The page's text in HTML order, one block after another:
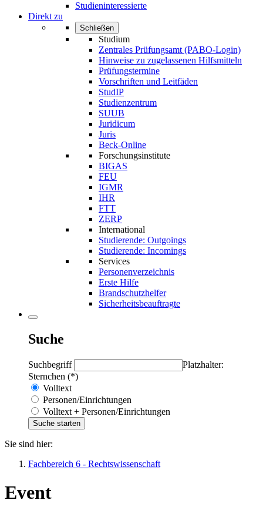
Studieninteressierte
Direkt zu
Schließen
Studium
Zentrales Prüfungsamt (PABO-Login)
Hinweise zu zugelassenen Hilfsmitteln
Prüfungstermine
Vorschriften und Leitfäden
StudIP
Studienzentrum
SUUB
Juridicum
Juris
Beck-Online
Forschungsinstitute
BIGAS
FEU
IGMR
IHR
FTT
ZERP
International
Studierende: Outgoings
Studierende: Incomings
Services
Personenverzeichnis
Erste Hilfe
Brandschutzhelfer
Sicherheitsbeauftragte
Suche
Suchbegriff
Platzhalter:
Sternchen (*)
Volltext
Personen/Einrichtungen
Volltext + Personen/Einrichtungen
Sie sind hier:
Fachbereich 6 - Rechtswissenschaft
Event